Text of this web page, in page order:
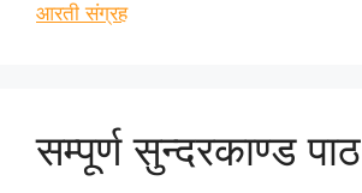
आरती संग्रह
सम्पूर्ण सुन्दरकाण्ड पाठ